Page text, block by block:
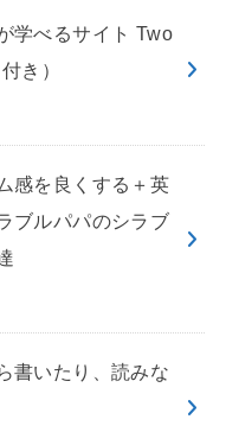
学べるサイト Two
き）
感を良くする＋英
ブルパパのシラブ
書いたり、読みな